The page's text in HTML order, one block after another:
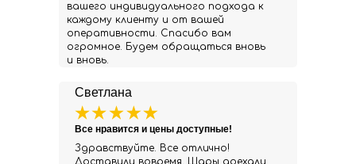
вашего индивидуального подхода к
каждому клиенту и от вашей
оперативности. Спасибо вам
огромное. Будем обращаться вновь
и вновь.
Светлана
Здравствуйте. Все отлично!
Все нравится и цены доступные!